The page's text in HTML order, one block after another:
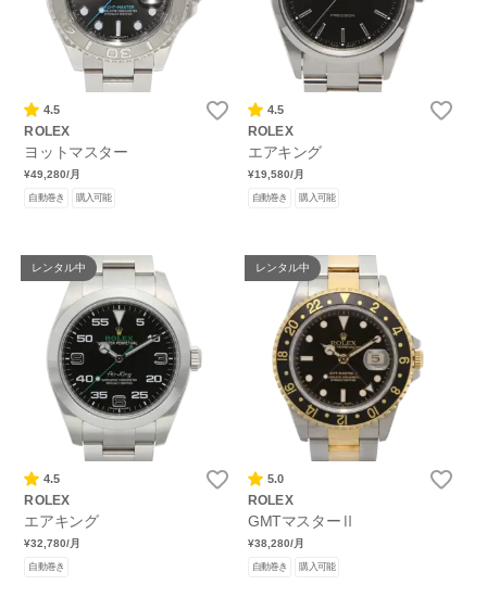
4.5
ROLEX
ヨットマスター
¥49,280/月
自動巻き 購入可能
4.5
ROLEX
エアキング
¥19,580/月
自動巻き 購入可能
レンタル中
4.5
ROLEX
エアキング
¥32,780/月
自動巻き
レンタル中
5.0
ROLEX
GMTマスターⅡ
¥38,280/月
自動巻き 購入可能